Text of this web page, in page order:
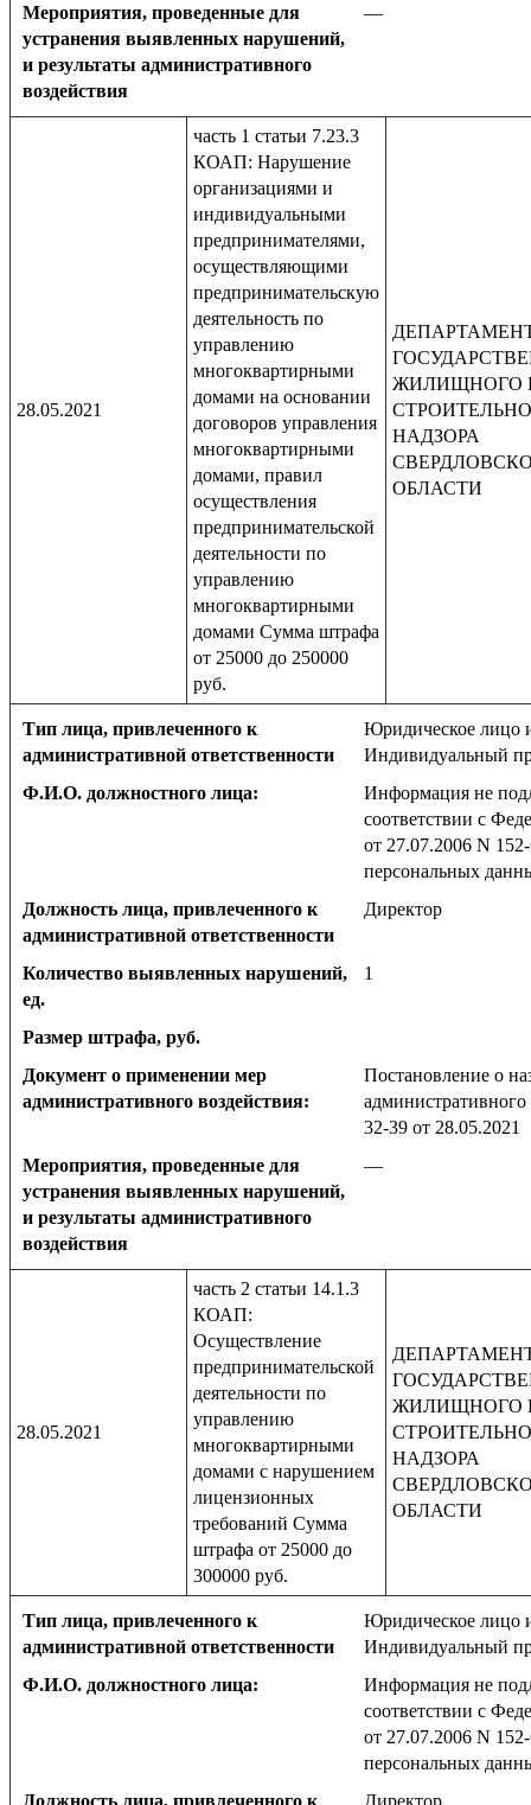
Мероприятия, проведенные для
устранения выявленных нарушений,
и результаты административного
воздействия
—
28.05.2021
часть 1 статьи 7.23.3
КОАП: Нарушение
организациями и
индивидуальными
предпринимателями,
осуществляющими
предпринимательскую
деятельность по
управлению
многоквартирными
домами на основании
договоров управления
многоквартирными
домами, правил
осуществления
предпринимательской
деятельности по
управлению
многоквартирными
домами Сумма штрафа
от 25000 до 250000
руб.
ЖИЛИЩНОГО
НАДЗОРА
ОБЛАСТИ
Тип лица, привлеченного к
административной ответственности
Юридическое лицо
Индивидуальный
Ф.И.О. должностного лица:
Информация не
соответствии с
от 27.07.2006 N
персональных
Должность лица, привлеченного к
административной ответственности
Директор
Количество выявленных нарушений,
ед.
1
Размер штрафа, руб.
Документ о применении мер
административного воздействия:
Постановление о
32-39 от 28.05.2021
Мероприятия, проведенные для
устранения выявленных нарушений,
и результаты административного
воздействия
—
28.05.2021
часть 2 статьи 14.1.3
КОАП:
Осуществление
предпринимательской
деятельности по
управлению
многоквартирными
домами с нарушением
лицензионных
требований Сумма
штрафа от 25000 до
300000 руб.
ЖИЛИЩНОГО
НАДЗОРА
ОБЛАСТИ
Тип лица, привлеченного к
административной ответственности
Юридическое лицо
Индивидуальный
Ф.И.О. должностного лица:
Информация не
соответствии с
от 27.07.2006 N
персональных
Должность лица, привлеченного к
Директор